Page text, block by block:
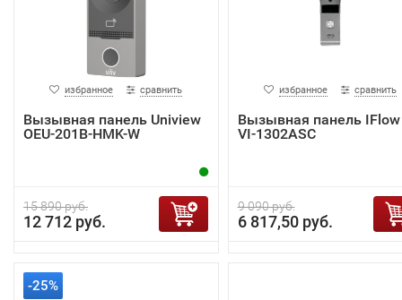
избранное сравнить
Вызывная панель Uniview
OEU-201B-HMK-W
15 890 руб.
12 712 руб.
избранное сравнить
Вызывная панель IFlow
VI-1302ASC
9 090 руб.
6 817,50 руб.
-25%